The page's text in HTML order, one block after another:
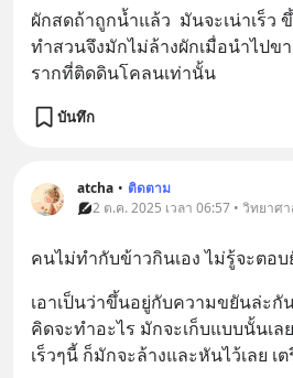
ผักสดถ้าถูกน้ำแล้ว  มันจะเน่าเร็ว
ทำสวนจึงมักไม่ล้างผักเมื่อนำไปข
รากที่ติดดินโคลนเท่านั้น
บันทึก
atcha • ติดตาม
2 ต.ค. 2025 เวลา 06:57 • วิทยาศ
คนไม่ทำกับข้าวกินเอง ไม่รู้จะตอบ
เอาเป็นว่าขึ้นอยู่กับความขยันล่ะกั
คิดจะทำอะไร มักจะเก็บแบบนั้นเ
เร็วๆนี้ ก็มักจะล้างและหันไว้เลย เ